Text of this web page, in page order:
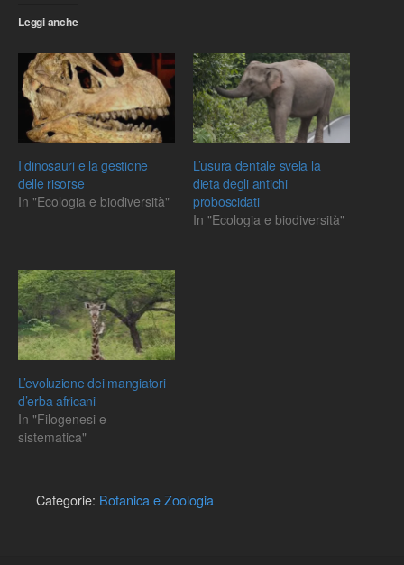
Leggi anche
I dinosauri e la gestione
delle risorse
In "Ecologia e biodiversità"
L’usura dentale svela la
dieta degli antichi
proboscidati
In "Ecologia e biodiversità"
L’evoluzione dei mangiatori
d’erba africani
In "Filogenesi e
sistematica"
Categorie: Botanica e Zoologia